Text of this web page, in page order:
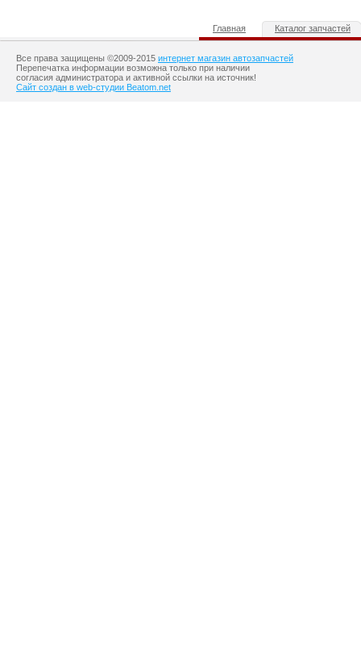
Главная Каталог запчастей
Все права защищены ©2009-2015 интернет магазин автозапчастей
Перепечатка информации возможна только при наличии
согласия администратора и активной ссылки на источник!
Сайт создан в web-студии Beatom.net